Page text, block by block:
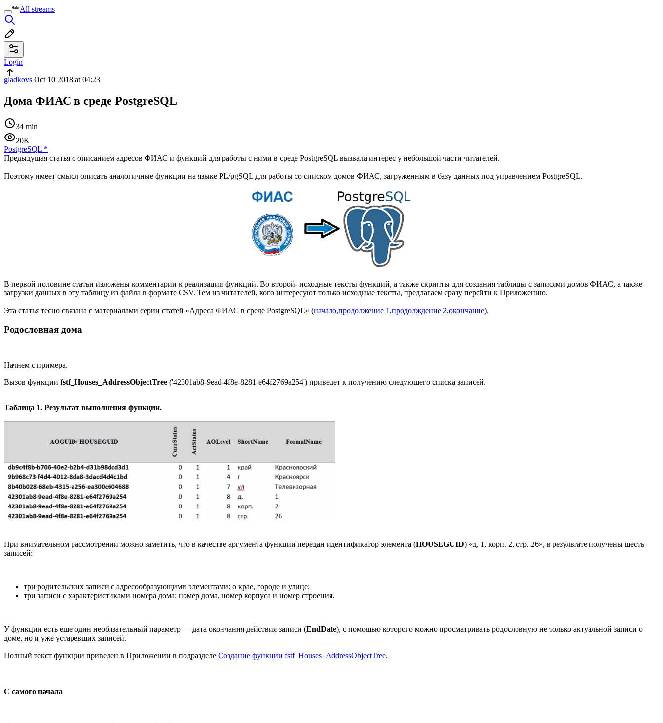
All streams
Login
gladkovs Oct 10 2018 at 04:23
Дома ФИАС в среде PostgreSQL
34 min
20K
PostgreSQL *
Предыдущая статья с описанием адресов ФИАС и функций для работы с ними в среде PostgreSQL вызвала интерес у небольшой части читателей.
Поэтому имеет смысл описать аналогичные функции на языке PL/pgSQL для работы со списком домов ФИАС, загруженным в базу данных под управлением PostgreSQL.
В первой половине статьи изложены комментарии к реализации функций. Во второй- исходные тексты функций, а также скрипты для создания таблицы с записями домов ФИАС, а также
загрузки данных в эту таблицу из файла в формате CSV. Тем из читателей, кого интересуют только исходные тексты, предлагаем сразу перейти к Приложению.
Эта статья тесно связана с материалами серии статей «Адреса ФИАС в среде PostgreSQL» (начало,продолжение 1 ,продолждение 2,окончание).
Родословная дома
Начнем с примера.
Вызов функции fstf_Houses_AddressObjectTree ('42301ab8-9ead-4f8e-8281-e64f2769a254') приведет к получению следующего списка записей.
Таблица 1. Результат выполнения функции.
При внимательном рассмотрении можно заметить, что в качестве аргумента функции передан идентификатор элемента (HOUSEGUID) «д. 1, корп. 2, стр. 26», в результате получены шесть
записей:
три родительских записи с адресообразующими элементами: о крае, городе и улице;
три записи с характеристиками номера дома: номер дома, номер корпуса и номер строения.
У функции есть еще один необязательный параметр — дата окончания действия записи (EndDate), с помощью которого можно просматривать родословную не только актуальной записи о
доме, но и уже устаревших записей.
Полный текст функции приведен в Приложении в подразделе Создание функции fstf_Houses_AddressObjectTree.
С самого начала